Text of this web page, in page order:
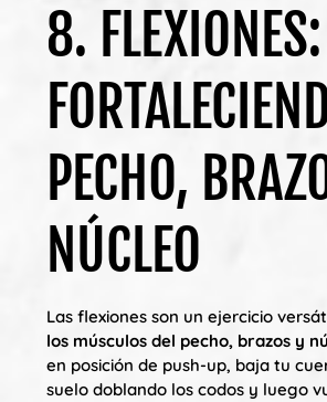
8. FLEXIONES:
PECHO,
NÚCLEO
Las flexiones son un ejercicio
los músculos del pecho, brazos y
en posición de push-up, baja tu
suelo doblando los codos y luego